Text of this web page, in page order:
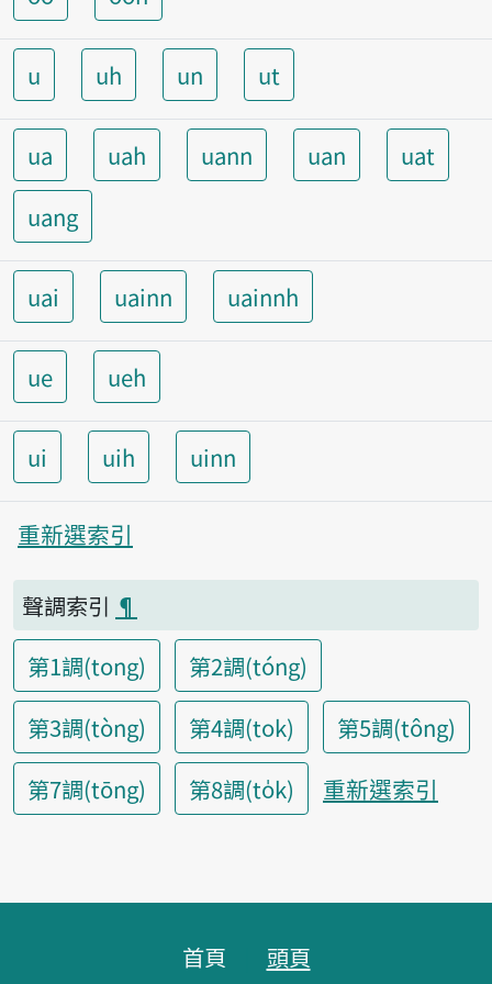
u uh un ut
ua uah uann uan
uat
uang
uai uainn uainnh
ue ueh
ui uih uinn
重新選索引
聲調索引 ¶
第1調(tong)
第2調(tóng)
第3調(tòng)
第4調(tok)
第5調(tông)
第7調(tōng)
第8調(to̍k) 重新選索引
首頁 頭頁